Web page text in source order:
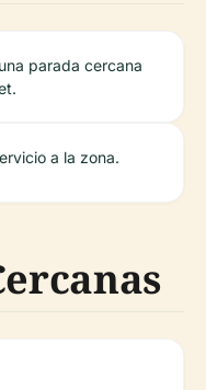
parada cercana
a la zona.